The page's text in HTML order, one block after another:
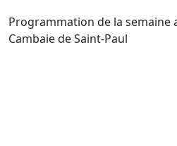
DEVENIR PARTENAIRE
Programmation de la semaine
Cambaie de Saint-Paul